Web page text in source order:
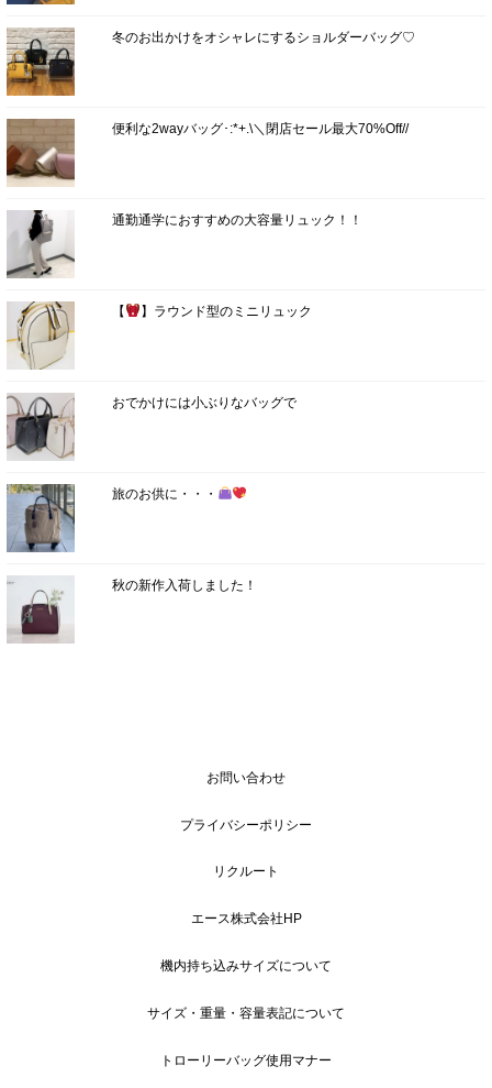
冬のお出かけをオシャレにするショルダーバッグ♡
便利な2wayバッグ･:*+.\＼閉店セール最大70%Off//
通勤通学におすすめの大容量リュック！！
【 】ラウンド型のミニリュック
おでかけには小ぶりなバッグで
旅のお供に・・・
秋の新作入荷しました！
お問い合わせ
プライバシーポリシー
リクルート
エース株式会社HP
機内持ち込みサイズについて
サイズ・重量・容量表記について
トローリーバッグ使用マナー